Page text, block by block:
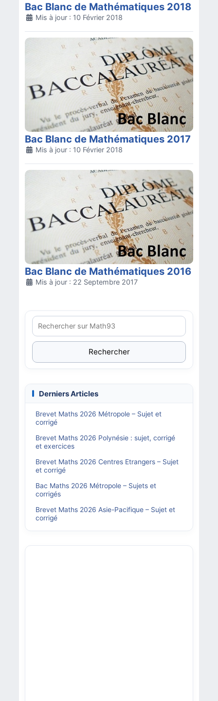
Bac Blanc de Mathématiques 2018
DétailsMis à jour : 10 Février 2018
Bac Blanc de Mathématiques 2017
DétailsMis à jour : 10 Février 2018
Bac Blanc de Mathématiques 2016
DétailsMis à jour : 22 Septembre 2017
Rechercher
Derniers Articles
Brevet Maths 2026 Métropole – Sujet et
corrigé
Brevet Maths 2026 Polynésie : sujet, corrigé
et exercices
Brevet Maths 2026 Centres Etrangers – Sujet
et corrigé
Bac Maths 2026 Métropole – Sujets et
corrigés
Brevet Maths 2026 Asie-Pacifique – Sujet et
corrigé